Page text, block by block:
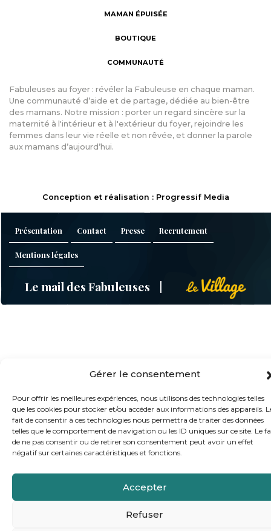
Gérer le consentement
Pour offrir les meilleures expériences, nous utilisons des technologies telles
que les cookies pour stocker et/ou accéder aux informations des appareils.
fait de consentir à ces technologies nous permettra de traiter des données
telles que le comportement de navigation ou les ID uniques sur ce site. Le
de ne pas consentir ou de retirer son consentement peut avoir un effet
négatif sur certaines caractéristiques et fonctions.
Accepter
Refuser
MAMAN ÉPUISÉE
BOUTIQUE
COMMUNAUTÉ
Fabuleuses au foyer : révéler la Fabuleuse en chaque maman.
Une communauté d’aide et de partage, dédiée au bien-être
des mamans. Notre mission : porter un regard sincère sur la
maternité à l'intérieur et à l'extérieur du foyer, rejoindre les
femmes dans leur vie réelle et non rêvée, et donner la parole
aux mamans d’aujourd’hui.
Conception et réalisation : Progressif Media
Présentation Contact Presse Recrutement
Mentions légales
Le mail des Fabuleuses